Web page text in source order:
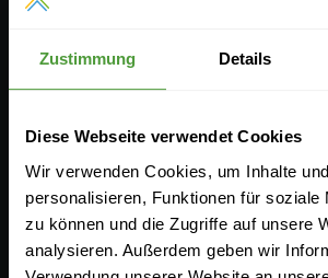
Zustimmung Details
Diese Webseite verwendet Cookies
Wir verwenden Cookies, um Inhalte
personalisieren, Funktionen für soziale
zu können und die Zugriffe auf unsere
analysieren. Außerdem geben wir
Documentation
Events
Download
InLoox ROI Calculator
Submit a Ticket
Career
Contact